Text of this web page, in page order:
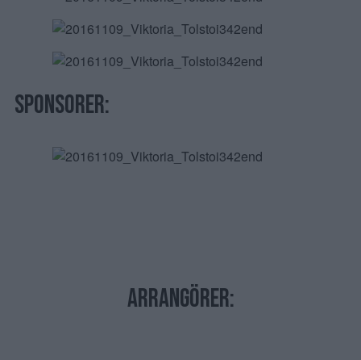
sponsorer:
Arrangörer: